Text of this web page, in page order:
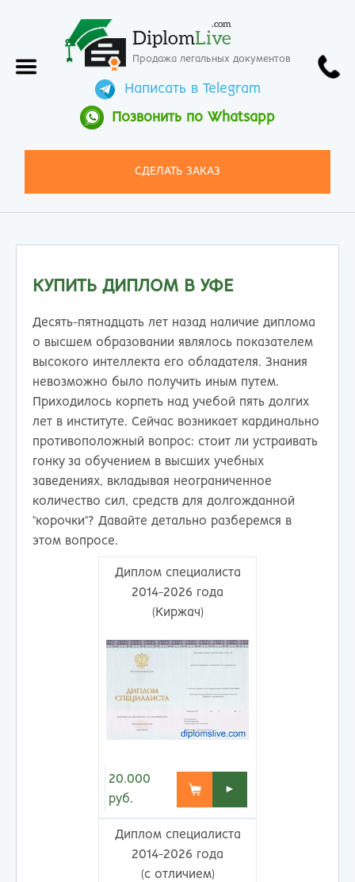
DiplomLive
.com
Продажа легальных документов
Написать в Telegram
Позвонить по Whatsapp
СДЕЛАТЬ ЗАКАЗ
КУПИТЬ ДИПЛОМ В УФЕ
Десять-пятнадцать лет назад наличие диплома
о высшем образовании являлось показателем
высокого интеллекта его обладателя. Знания
невозможно было получить иным путем.
Приходилось корпеть над учебой пять долгих
лет в институте. Сейчас возникает кардинально
противоположный вопрос: стоит ли устраивать
гонку за обучением в высших учебных
заведениях, вкладывая неограниченное
количество сил, средств для долгожданной
"корочки"? Давайте детально разберемся в
этом вопросе.
Диплом специалиста
2014-2026 года
(Киржач)
20.000
руб.
►
Диплом специалиста
2014-2026 года
(с отличием)